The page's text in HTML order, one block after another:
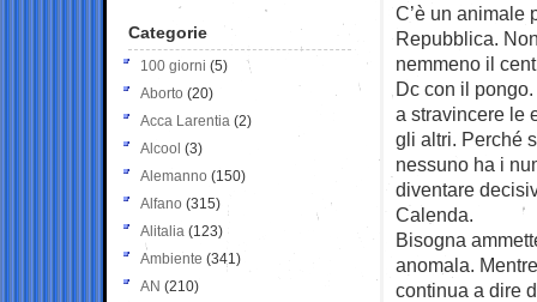
C’è un animale
Repubblica.
nemmeno il
Dc con il
a stravincere le
gli altri. Perché
nessuno ha i
diventare
Calenda.
Bisogna
anomala.
continua a dire
Categorie
100 giorni (5)
Aborto (20)
Acca Larentia (2)
Alcool (3)
Alemanno (150)
Alfano (315)
Alitalia (123)
Ambiente (341)
AN (210)